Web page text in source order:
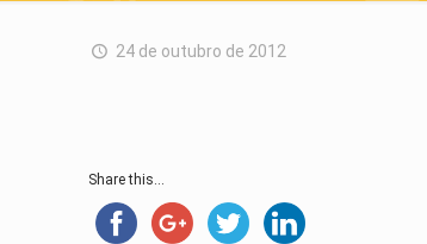
24 de outubro de 2012
Share this...